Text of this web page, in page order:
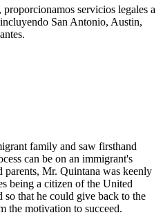
servicios legales a
San Antonio, Austin,
family and saw firsthand
can be on an immigrant's
Mr. Quintana was keenly
being a citizen of the United
so that he could give back to the
the motivation to succeed.